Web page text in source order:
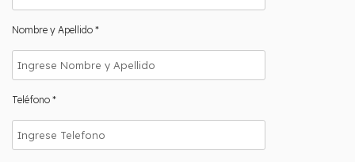
Nombre y Apellido *
Teléfono *